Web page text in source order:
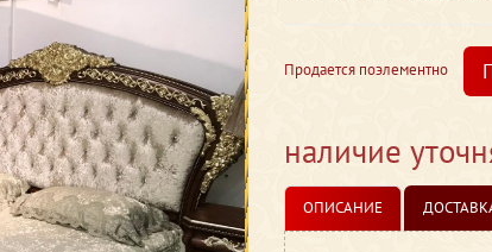
Продается поэлементно
наличие
ОПИСАНИЕ